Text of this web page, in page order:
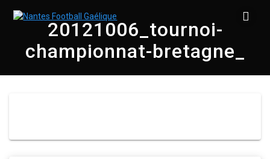
content
20121006_tournoi-
championnat-bretagne_